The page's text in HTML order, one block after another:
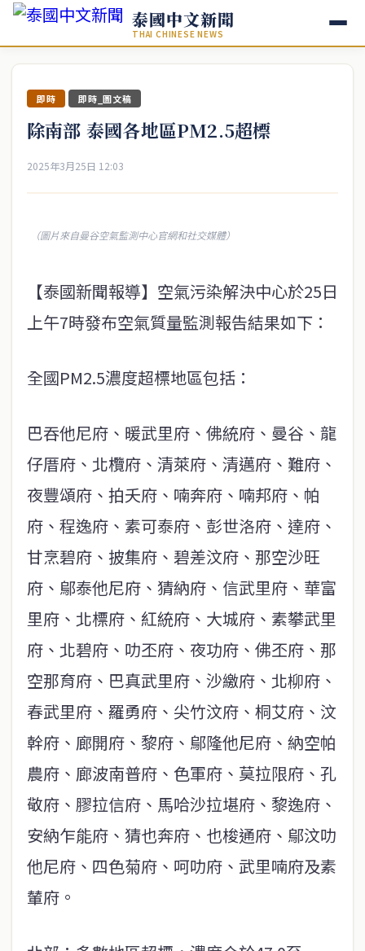
泰國中文新聞
THAI CHINESE NEWS
即時 即時_圖文稿
除南部 泰國各地區PM2.5超標
2025年3月25日 12:03
（圖片來自曼谷空氣監測中心官網和社交媒體）
【泰國新聞報導】空氣污染解決中心於25日
上午7時發布空氣質量監測報告結果如下：
全國PM2.5濃度超標地區包括：
巴吞他尼府、暖武里府、佛統府、曼谷、龍
仔厝府、北欖府、清萊府、清邁府、難府、
夜豐頌府、拍夭府、喃奔府、喃邦府、帕
府、程逸府、素可泰府、彭世洛府、達府、
甘烹碧府、披集府、碧差汶府、那空沙旺
府、鄔泰他尼府、猜納府、信武里府、華富
里府、北標府、紅統府、大城府、素攀武里
府、北碧府、叻丕府、夜功府、佛丕府、那
空那育府、巴真武里府、沙繳府、北柳府、
春武里府、羅勇府、尖竹汶府、桐艾府、汶
幹府、廊開府、黎府、鄔隆他尼府、納空帕
農府、廊波南普府、色軍府、莫拉限府、孔
敬府、膠拉信府、馬哈沙拉堪府、黎逸府、
安納乍能府、猜也奔府、也梭通府、鄔汶叻
他尼府、四色菊府、呵叻府、武里喃府及素
輦府。